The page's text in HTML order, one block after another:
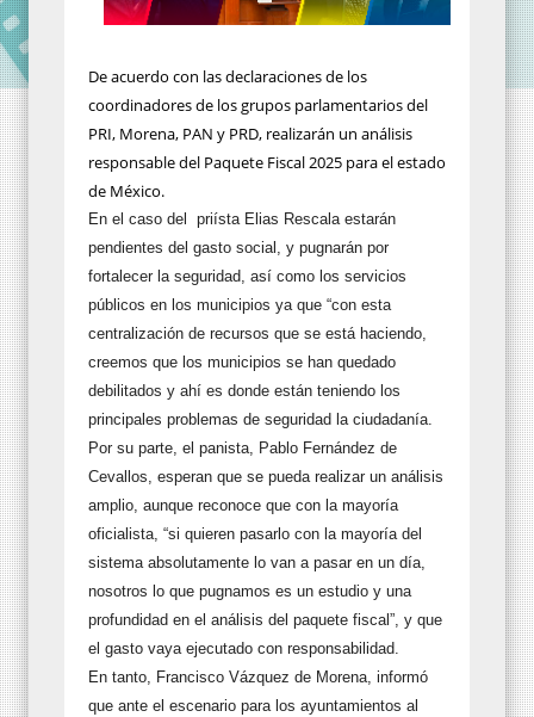
De acuerdo con las declaraciones de los
coordinadores de los grupos parlamentarios del
PRI, Morena, PAN y PRD, realizarán un análisis
responsable del Paquete Fiscal 2025 para el estado
de México.
En el caso del priísta Elias Rescala estarán
pendientes del gasto social, y pugnarán por
fortalecer la seguridad, así como los servicios
públicos en los municipios ya que “con esta
centralización de recursos que se está haciendo,
creemos que los municipios se han quedado
debilitados y ahí es donde están teniendo los
principales problemas de seguridad la ciudadanía.
Por su parte, el panista, Pablo Fernández de
Cevallos, esperan que se pueda realizar un análisis
amplio, aunque reconoce que con la mayoría
oficialista, “si quieren pasarlo con la mayoría del
sistema absolutamente lo van a pasar en un día,
nosotros lo que pugnamos es un estudio y una
profundidad en el análisis del paquete fiscal”, y que
el gasto vaya ejecutado con responsabilidad.
En tanto, Francisco Vázquez de Morena, informó
que ante el escenario para los ayuntamientos al